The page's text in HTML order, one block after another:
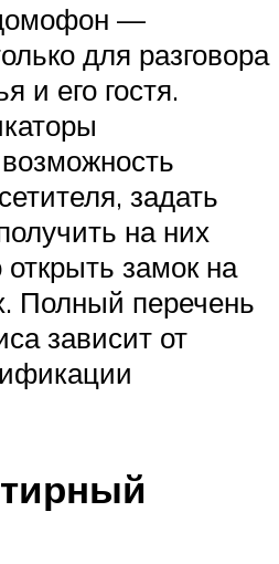
—
для разговора
и его гостя.
задать
на них
открыть замок на
Полный перечень
зависит от